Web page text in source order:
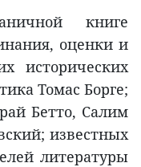
книге
оценки и
исторических
Томас Борге;
Бетто, Салим
известных
литературы